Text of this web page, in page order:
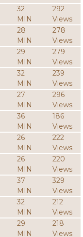
32
MIN
292
Views
28
MIN
278
Views
29
MIN
279
Views
32
MIN
239
Views
27
MIN
296
Views
36
MIN
186
Views
26
MIN
222
Views
26
MIN
220
Views
37
MIN
329
Views
32
MIN
212
Views
29
MIN
218
Views